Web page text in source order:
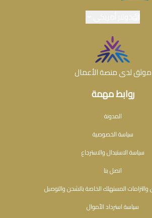
روابط مهمة
المدونة
سياسة الخصوصية
سياسة الاستبدال والاسترجاع
اتصل بنا
المستهلك الخاصة بالشحن والتوصيل
سياسة استرداد الأموال
موثق لدى منصة الأعمال